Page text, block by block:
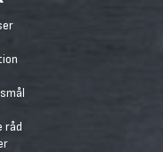
råd